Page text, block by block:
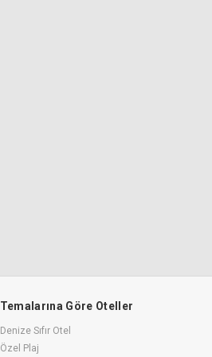
Temalarına Göre Oteller
Denize Sıfır Otel
Özel Plaj